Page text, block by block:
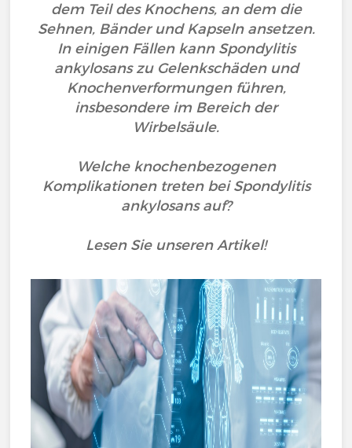
dem Teil des Knochens, an dem die
Sehnen, Bänder und Kapseln ansetzen.
In einigen Fällen kann Spondylitis
ankylosans zu Gelenkschäden und
Knochenverformungen führen,
insbesondere im Bereich der
Wirbelsäule.
Welche knochenbezogenen
Komplikationen treten bei Spondylitis
ankylosans auf?
Lesen Sie unseren Artikel!